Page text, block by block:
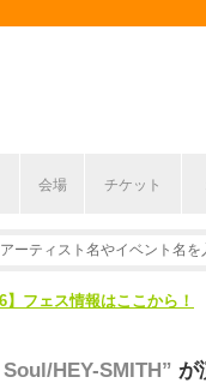
会場 チケット
キング】2026年上半期編発
】フェス情報はここから！
HEY-SMITH” が